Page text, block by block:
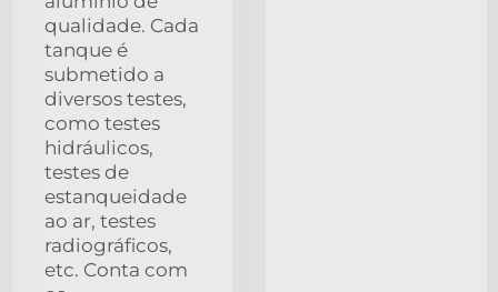
qualidade. Cada
tanque é
submetido a
diversos testes,
como testes
hidráulicos,
testes de
estanqueidade
ao ar, testes
radiográficos,
etc. Conta com